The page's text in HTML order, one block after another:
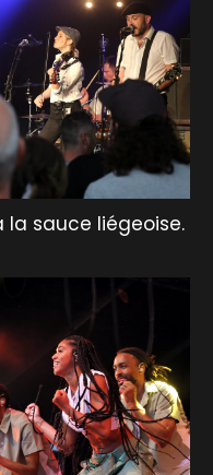
la sauce liégeoise.